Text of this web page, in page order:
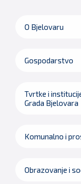
O Bjelovaru
Gospodarstvo
Tvrtke i
Grada Bjelovara
Komunalno i
Obrazovanje i